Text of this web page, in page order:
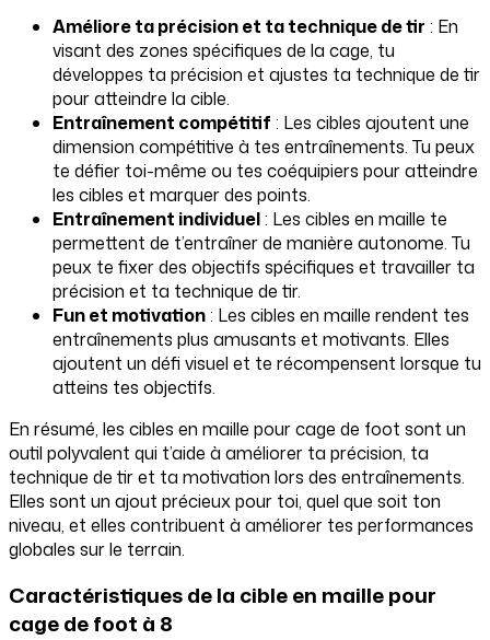
Améliore ta précision et ta technique de tir : En
visant des zones spécifiques de la cage, tu
développes ta précision et ajustes ta technique de tir
pour atteindre la cible.
Entraînement compétitif : Les cibles ajoutent une
dimension compétitive à tes entraînements. Tu peux
te défier toi-même ou tes coéquipiers pour atteindre
les cibles et marquer des points.
Entraînement individuel: Les cibles en maille te
permettent de t’entraîner de manière autonome. Tu
peux te fixer des objectifs spécifiques et travailler ta
précision et ta technique de tir.
Fun et motivation: Les cibles en maille rendent tes
entraînements plus amusants et motivants. Elles
ajoutent un défi visuel et te récompensent lorsque tu
atteins tes objectifs.
En résumé, les cibles en maille pour cage de foot sont un
outil polyvalent qui t’aide à améliorer ta précision, ta
technique de tir et ta motivation lors des entraînements.
Elles sont un ajout précieux pour toi, quel que soit ton
niveau, et elles contribuent à améliorer tes performances
globales sur le terrain.
Caractéristiques de la cible en maille pour
cage de foot à 8